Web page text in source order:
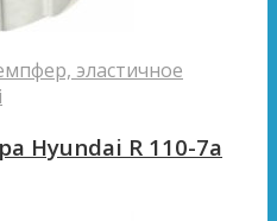
эластичное
Hyundai R 110-7a